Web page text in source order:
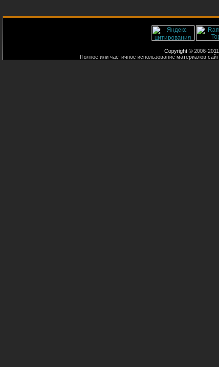
Copyright © 2006-
Полное или частичное использование материалов